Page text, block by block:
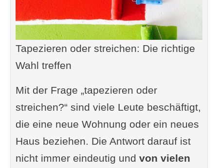
Tapezieren oder streichen: Die richtige
Wahl treffen
Mit der Frage „tapezieren oder
streichen?“ sind viele Leute beschäftigt,
die eine neue Wohnung oder ein neues
Haus beziehen. Die Antwort darauf ist
nicht immer eindeutig und von vielen